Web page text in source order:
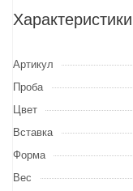
Характеристики
Артикул
Проба
Цвет
Вставка
Форма
Вес